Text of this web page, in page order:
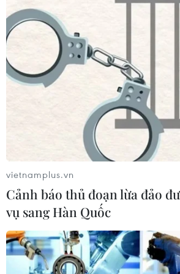
Xuất khẩu gạo Thái Lan giảm gần
19% trong nửa đầu năm 2026
05/08/2026 11:36
Trung Quốc sẽ đáp trả các biện
hạn chế của Mỹ
Phê duyệt Điều chỉnh Quy hoạch
chung Khu kinh tế Vũng Áng đến
năm 2050
05/08/2026 10:07
vietnamplus.vn
Cảnh báo thủ đoạn lừa đảo
vụ sang Hàn Quốc